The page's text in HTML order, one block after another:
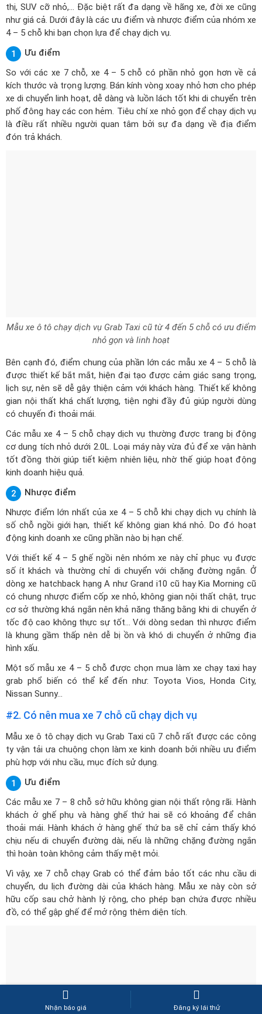
thị, SUV cỡ nhỏ,... Đặc biệt rất đa dạng về hãng xe, đời xe cũng
như giá cả. Dưới đây là các ưu điểm và nhược điểm của nhóm xe
4 – 5 chỗ khi bạn chọn lựa để chạy dịch vụ.
1
Ưu điểm
So với các xe 7 chỗ, xe 4 – 5 chỗ có phần nhỏ gọn hơn về cả
kích thước và trọng lượng. Bán kính vòng xoay nhỏ hơn cho phép
xe di chuyển linh hoạt, dễ dàng và luồn lách tốt khi di chuyển trên
phố đông hay các con hẻm. Tiêu chí xe nhỏ gọn để chạy dịch vụ
là điều rất nhiều người quan tâm bởi sự đa dạng về địa điểm
đón trả khách.
Mẫu xe ô tô chạy dịch vụ Grab Taxi cũ từ 4 đến 5 chỗ có ưu điểm
nhỏ gọn và linh hoạt
Bên cạnh đó, điểm chung của phần lớn các mẫu xe 4 – 5 chỗ là
được thiết kế bắt mắt, hiện đại tạo được cảm giác sang trọng,
lịch sự, nên sẽ dễ gây thiện cảm với khách hàng. Thiết kế không
gian nội thất khá chất lượng, tiện nghi đầy đủ giúp người dùng
có chuyến đi thoải mái.
Các mẫu xe 4 – 5 chỗ chạy dịch vụ thường được trang bị động
cơ dung tích nhỏ dưới 2.0L. Loại máy này vừa đủ để xe vận hành
tốt đồng thời giúp tiết kiệm nhiên liệu, nhờ thế giúp hoạt động
kinh doanh hiệu quả.
2
Nhược điểm
Nhược điểm lớn nhất của xe 4 – 5 chỗ khi chạy dịch vụ chính là
số chỗ ngồi giới hạn, thiết kế không gian khá nhỏ. Do đó hoạt
động kinh doanh xe cũng phần nào bị hạn chế.
Với thiết kế 4 – 5 ghế ngồi nên nhóm xe này chỉ phục vụ được
số ít khách và thường chỉ di chuyển với chặng đường ngắn. Ở
dòng xe hatchback hạng A như Grand i10 cũ hay Kia Morning cũ
có chung nhược điểm cốp xe nhỏ, không gian nội thất chật, trục
cơ sở thường khá ngắn nên khả năng thăng bằng khi di chuyển ở
tốc độ cao không thực sự tốt… Với dòng sedan thì nhược điểm
là khung gầm thấp nên dễ bị ồn và khó di chuyển ở những địa
hình xấu.
Một số mẫu xe 4 – 5 chỗ được chọn mua làm xe chạy taxi hay
grab phổ biến có thể kể đến như: Toyota Vios, Honda City,
Nissan Sunny…
#2. Có nên mua xe 7 chỗ cũ chạy dịch vụ
Mẫu xe ô tô chạy dịch vụ Grab Taxi cũ 7 chỗ rất được các công
ty vận tải ưa chuộng chọn làm xe kinh doanh bởi nhiều ưu điểm
phù hợp với nhu cầu, mục đích sử dụng.
1
Ưu điểm
Các mẫu xe 7 – 8 chỗ sở hữu không gian nội thất rộng rãi. Hành
khách ở ghế phụ và hàng ghế thứ hai sẽ có khoảng để chân
thoải mái. Hành khách ở hàng ghế thứ ba sẽ chỉ cảm thấy khó
chịu nếu di chuyển đường dài, nếu là những chặng đường ngắn
thì hoàn toàn không cảm thấy mệt mỏi.
Vì vậy, xe 7 chỗ chạy Grab có thể đảm bảo tốt các nhu cầu di
chuyển, du lịch đường dài của khách hàng. Mẫu xe này còn sở
hữu cốp sau chở hành lý rộng, cho phép bạn chứa được nhiều
đồ, có thể gập ghế để mở rộng thêm diện tích.
Nhận báo giá Đăng ký lái thử